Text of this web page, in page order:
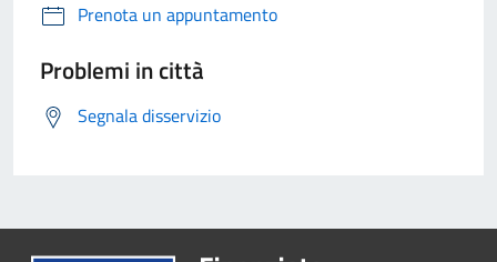
Prenota un appuntamento
Problemi in città
Segnala disservizio